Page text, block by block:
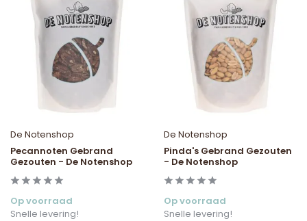
De Notenshop
Pecannoten Gebrand
Gezouten - De Notenshop
Op voorraad
Snelle levering!
De Notenshop
Pinda's Gebrand Gezouten
- De Notenshop
Op voorraad
Snelle levering!